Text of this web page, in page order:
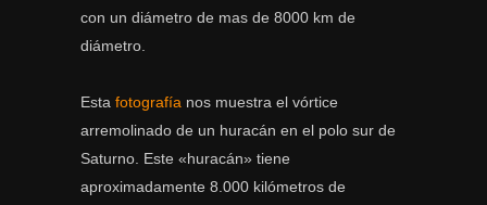
con un diámetro de mas de 8000 km de
diámetro.
Esta fotografía nos muestra el vórtice
arremolinado de un huracán en el polo sur de
Saturno. Este «huracán» tiene
aproximadamente 8.000 kilómetros de